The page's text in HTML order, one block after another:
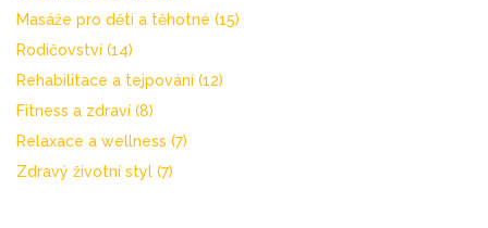
Masáže pro děti a těhotné (15)
Rodičovství (14)
Rehabilitace a tejpování (12)
Fitness a zdraví (8)
Relaxace a wellness (7)
Zdravý životní styl (7)